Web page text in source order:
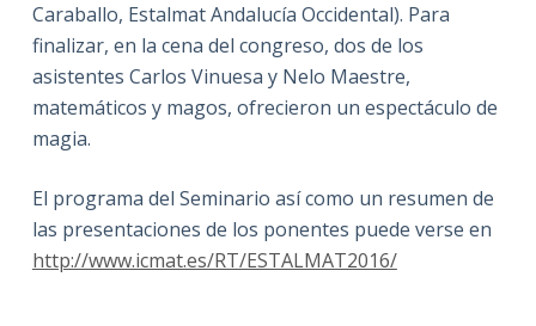
Caraballo, Estalmat Andalucía Occidental). Para
finalizar, en la cena del congreso, dos de los
asistentes Carlos Vinuesa y Nelo Maestre,
matemáticos y magos, ofrecieron un espectáculo de
magia.
El programa del Seminario así como un resumen de
las presentaciones de los ponentes puede verse en
http://www.icmat.es/RT/ESTALMAT2016/